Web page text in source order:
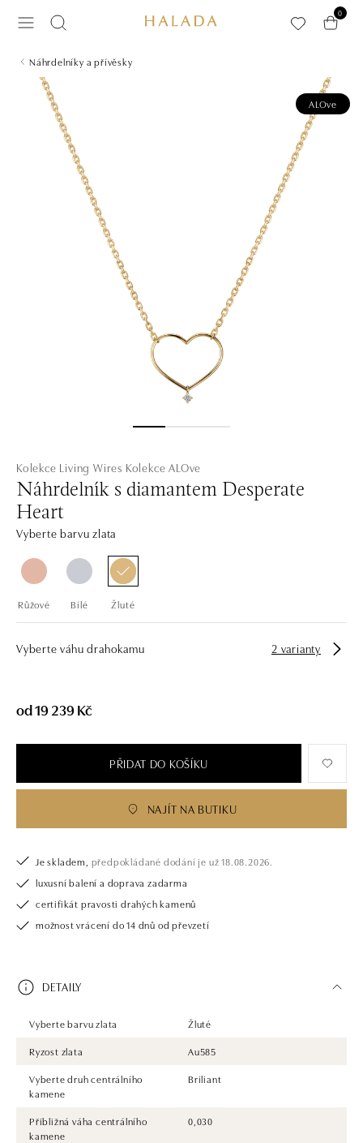
0
Náhrdelníky a přívěsky
ALOve
Kolekce Living Wires Kolekce ALOve
Náhrdelník s diamantem Desperate
Heart
Vyberte barvu zlata
Růžové Bílé Žluté
Vyberte váhu drahokamu 2 varianty
od 19 239 Kč
PŘIDAT DO KOŠÍKU
NAJÍT NA BUTIKU
Je skladem, předpokládané dodání je už 18.08.2026.
luxusní balení a doprava zadarma
certifikát pravosti drahých kamenů
možnost vrácení do 14 dnů od převzetí
DETAILY
Vyberte barvu zlata
Žluté
Ryzost zlata
Au585
Vyberte druh centrálního
kamene
Briliant
Přibližná váha centrálního
kamene
0,030